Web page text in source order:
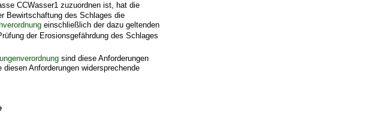
CCWasser1 zuzuordnen ist, hat die
Bewirtschaftung des Schlages die
einschließlich der dazu geltenden
der Erosionsgefährdung des Schlages
sind diese Anforderungen
Anforderungen widersprechende